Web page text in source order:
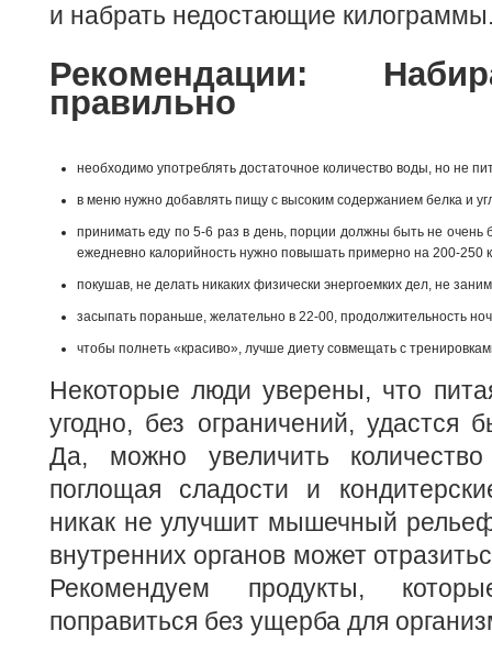
и набрать недостающие
Рекомендации:
правильно
необходимо употреблять достаточное количество воды, но не
в меню нужно добавлять пищу с высоким содержанием белка и
принимать еду по 5-6 раз в день, порции должны быть не
ежедневно калорийность нужно повышать примерно на 200-250
покушав, не делать никаких физически энергоемких дел, не
засыпать пораньше, желательно в 22-00, продолжительность
чтобы полнеть «красиво», лучше диету совмещать с
Некоторые люди уверены, что
угодно, без ограничений, удастся
Да, можно увеличить
поглощая сладости и
никак не улучшит мышечный
внутренних органов может
Рекомендуем продукты,
поправиться без ущерба для